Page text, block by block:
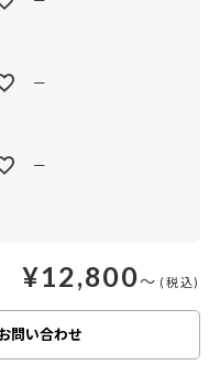
—
—
¥12,800〜
問い合わせ